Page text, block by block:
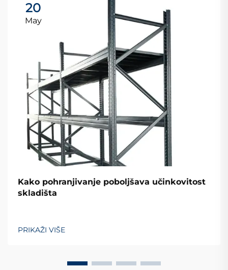
20
May
Kako pohranjivanje poboljšava učinkovitost
skladišta
PRIKAŽI VIŠE